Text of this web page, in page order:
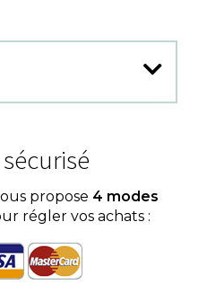
sécurisé
propose 4 modes
régler vos achats :